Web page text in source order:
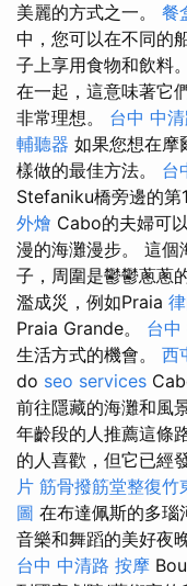
美麗的方式之一。 餐
中，您可以在不同的
子上享用食物和飲料。
在一起，這意味著它
非常理想。 台中 中
輔聽器 如果您想在摩
樣做的最佳方法。 台
Stefaniku橋旁邊的
外燴 Cabo的夫婦可
漫的海灘漫步。 這個
子，周圍是鬱鬱蔥蔥
濫成災，例如Praia
Praia Grande。 台中
生活方式的機會。 西
do seo services
前往隱藏的海灘和風
年齡段的人推薦這條
的人喜歡，但它已經
片 筋骨撥筋堂整復竹
圖 在布達佩斯的多瑙
音樂和舞蹈的美好夜
台中 中清路 按摩